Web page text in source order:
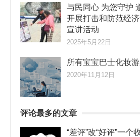
与民同心 为您守护
开展打击和防范经
宣讲活动
2025年5月22日
所有宝宝巴士化妆
2020年11月12日
评论最多的文章
“差评”改“好评”一个